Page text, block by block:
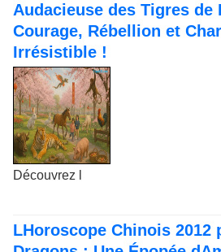
Audacieuse des Tigres de
Courage, Rébellion et
Irrésistible !
Découvrez l
LHoroscope Chinois 2012